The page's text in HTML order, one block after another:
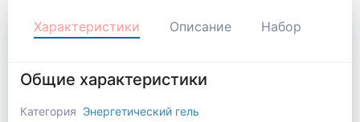
Характеристики Описание Набор
Общие характеристики
Категория Энергетический гель